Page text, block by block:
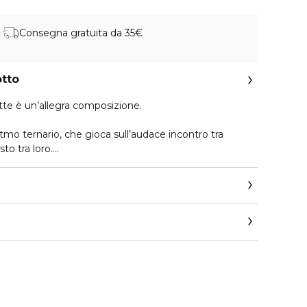
Consegna gratuita da 35€
è un’allegra composizione.
ternario, che gioca sull’audace incontro tra
tra loro.
succose, come sorelle che chiacchierano e si fanno
seguire, un mazzo di fiori sensuali introduce un
e fredda.